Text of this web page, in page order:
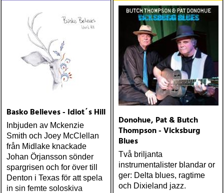
Basko Believes - Idiot´s Hill
Inbjuden av Mckenzie
Smith och Joey McClellan
från Midlake knackade
Johan Örjansson sönder
spargrisen och for över till
Denton i Texas för att spela
in sin femte soloskiva
Donohue, Pat & Butch
Thompson - Vicksburg
Blues
Två briljanta
instrumentalister blandar or
ger: Delta blues, ragtime
och Dixieland jazz.